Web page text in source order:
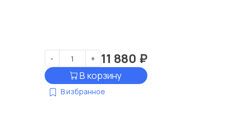
- + 11 880 ₽
В корзину
В избранное